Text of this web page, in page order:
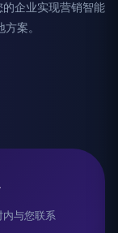
企业实现营销智能
案。
与您联系